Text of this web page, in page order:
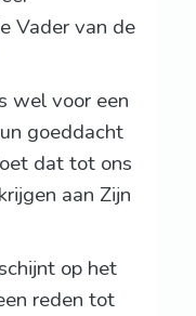
Vader van de
wel voor een
goeddacht
dat tot ons
aan Zijn
op het
reden tot